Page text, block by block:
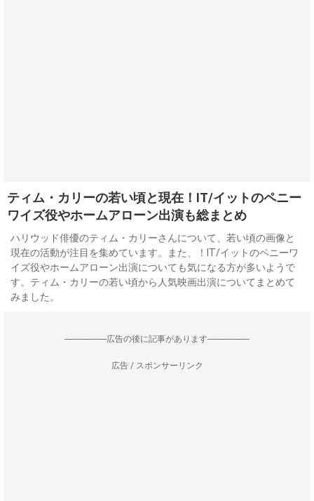
ティム・カリーの若い頃と現在！IT/イットのペニー
ワイズ役やホームアローン出演も総まとめ
ハリウッド俳優のティム・カリーさんについて、若い頃の画像と
現在の活動が注目を集めています。また、！IT/イットのペニーワ
イズ役やホームアローン出演についても気になる方が多いようで
す。ティム・カリーの若い頃から人気映画出演についてまとめて
みました。
--------------------広告の後に記事があります--------------------
広告 / スポンサーリンク